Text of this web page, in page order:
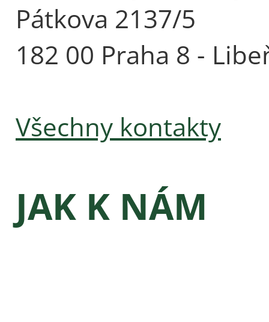
Pátkova 2137/5
182 00 Praha 8 -
Všechny kontakty
JAK K NÁM